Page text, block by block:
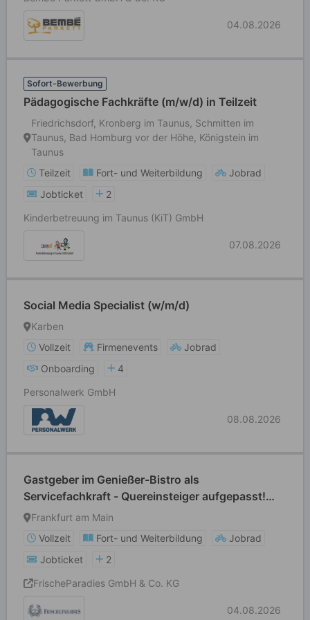
04.08.2026
Sofort-Bewerbung
Pädagogische Fachkräfte (m/w/d) in Teilzeit
Friedrichsdorf, Kronberg im Taunus, Schmitten im
Taunus, Bad Homburg vor der Höhe, Königstein im
Taunus
Teilzeit
Fort- und Weiterbildung
Jobrad
Jobticket
2
Kinderbetreuung im Taunus (KiT) GmbH
07.08.2026
Social Media Specialist (w/m/d)
Karben
Vollzeit
Firmenevents
Jobrad
Onboarding
4
Personalwerk GmbH
08.08.2026
Gastgeber im Genießer-Bistro als
Servicefachkraft - Quereinsteiger aufgepasst!
(m/w/d)
Frankfurt am Main
Vollzeit
Fort- und Weiterbildung
Jobrad
Jobticket
2
FrischeParadies GmbH & Co. KG
04.08.2026